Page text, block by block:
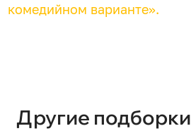
комедийном варианте».
Другие подборки